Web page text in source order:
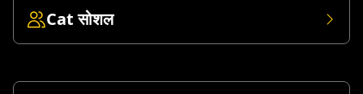
Cat सोशल